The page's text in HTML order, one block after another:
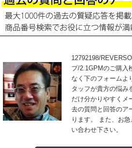
12792198/
プ/2.1GPMのご購入
なく下のフォームよ
タッフが貴方の悩み
だけ分かりやすくメ
去の質問と回答のア
ります。 また、お
い合わせ下さい。